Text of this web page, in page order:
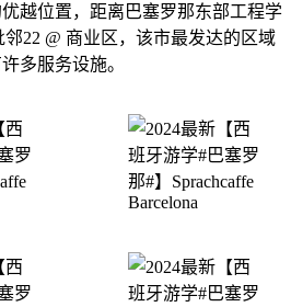
优越位置，距离巴塞罗那东部工程学
邻22 @ 商业区，该市最发达的区域
多服务设施。